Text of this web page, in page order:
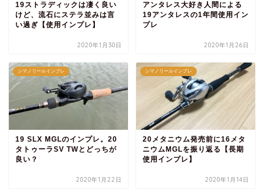
19ストラディックは凄く良い
けど、流石にステラ並みは言
い過ぎ【使用インプレ】
2020年1月30日
アンタレス大好き人間による
19アンタレスの1年間使用イン
プレ
2020年1月26日
シマノリールインプレ
19 SLX MGLのインプレ。20
タトゥーラSV TWとどっちが
良い？
2020年1月22日
シマノリールインプレ
20メタニウム発売前に16メタ
ニウムMGLを振り返る【長期
使用インプレ】
2020年1月14日